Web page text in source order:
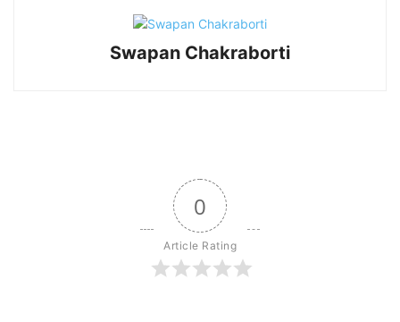
Swapan Chakraborti
0
Article Rating